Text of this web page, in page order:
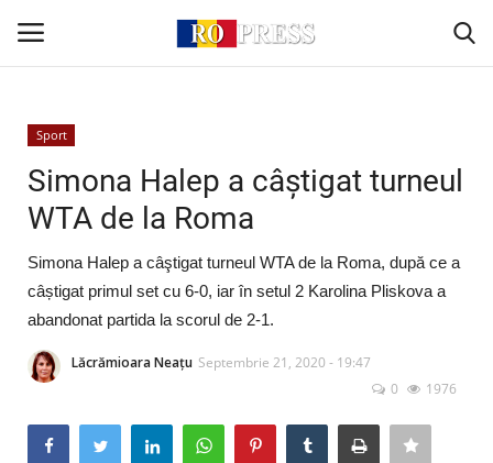
Conectare
Acasă
Intern
Extern
Politică
Socio-Economic
Sport
Simona Halep a câştigat turneul
WTA de la Roma
Simona Halep a câştigat turneul WTA de la Roma, după ce a
câștigat primul set cu 6-0, iar în setul 2 Karolina Pliskova a
abandonat partida la scorul de 2-1.
Lăcrămioara Neațu Septembrie 21, 2020 - 19:47
0
1976